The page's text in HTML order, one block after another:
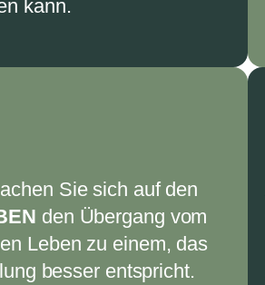
kann.
Sie sich auf den
den Übergang vom
Leben zu einem, das
besser entspricht.